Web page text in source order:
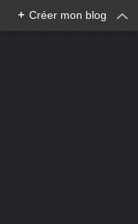
+ Créer mon blog